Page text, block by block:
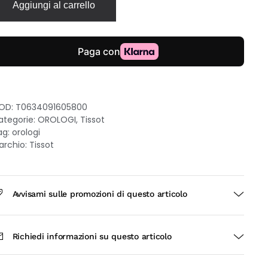
Aggiungi al carrello
T0634091605800
OROLOGI, Tissot
orologi
Tissot
Avvisami sulle promozioni di questo articolo
Richiedi informazioni su questo articolo